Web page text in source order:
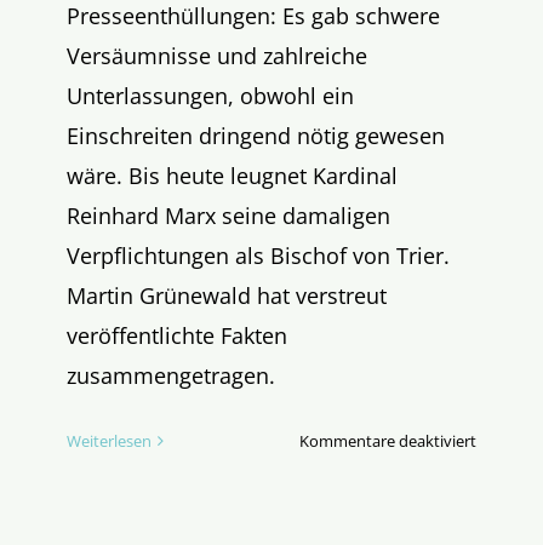
Presseenthüllungen: Es gab schwere
Versäumnisse und zahlreiche
Unterlassungen, obwohl ein
Einschreiten dringend nötig gewesen
wäre. Bis heute leugnet Kardinal
Reinhard Marx seine damaligen
Verpflichtungen als Bischof von Trier.
Martin Grünewald hat verstreut
veröffentlichte Fakten
zusammengetragen.
Weiterlesen Kommentare deaktiviertfür